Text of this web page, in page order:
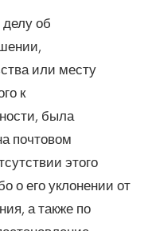
об
или месту
к
была
почтовом
этого
о его уклонении от
а также по